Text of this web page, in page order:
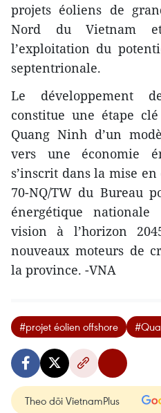
projets éoliens de
Nord du Vietnam
l’exploitation du
septentrionale.
Le développement
constitue une étape
Quang Ninh d’un
vers une économie
s’inscrit dans la mise
70-NQ/TW du Bureau
énergétique
vision à l’horizon
nouveaux moteurs de
la province. -VNA
#projet éolien offshore
Theo dõi VietnamPlus